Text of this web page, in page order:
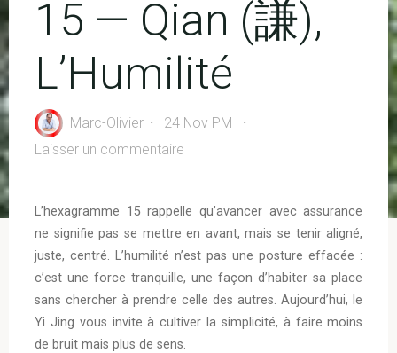
15 — Qian (謙),
L’Humilité
Marc-Olivier
24 Nov PM
Laisser un commentaire
L’hexagramme 15 rappelle qu’avancer avec assurance
ne signifie pas se mettre en avant, mais se tenir aligné,
juste, centré. L’humilité n’est pas une posture effacée :
c’est une force tranquille, une façon d’habiter sa place
sans chercher à prendre celle des autres. Aujourd’hui, le
Yi Jing vous invite à cultiver la simplicité, à faire moins
de bruit mais plus de sens.